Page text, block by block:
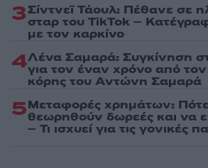
3Σίντνεϊ Τάουλ: Πέθανε σε
σταρ του TikTok –
με τον καρκίνο
4Λένα Σαμαρά: Συγκίνηση
για τον έναν χρόνο από
κόρης του Αντώνη Σαμαρά
5Μεταφορές χρημάτων:
θεωρηθούν δωρεές και να
– Τι ισχυεί για τις γονικές